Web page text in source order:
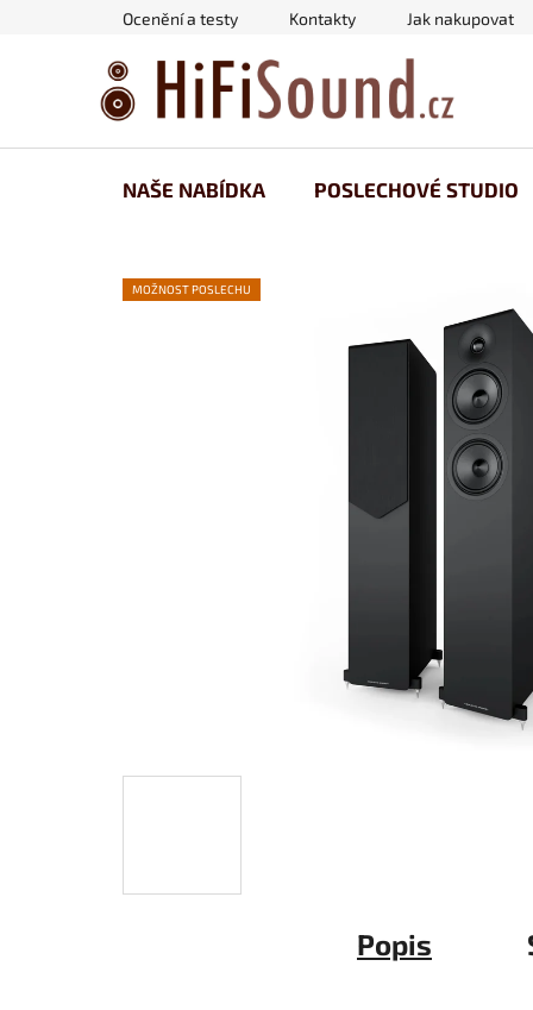
Ocenění a testy Kontakty Jak nakupovat
NAŠE NABÍDKA POSLECHOVÉ STUDIO
MOŽNOST POSLECHU
Popis